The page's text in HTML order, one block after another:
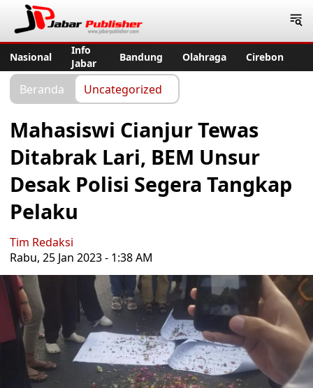
Nasional
Info
Jabar
Bandung Olahraga Cirebon
Beranda Uncategorized
Mahasiswi Cianjur Tewas
Ditabrak Lari, BEM Unsur
Desak Polisi Segera Tangkap
Pelaku
Tim Redaksi
Rabu, 25 Jan 2023 - 1:38 AM